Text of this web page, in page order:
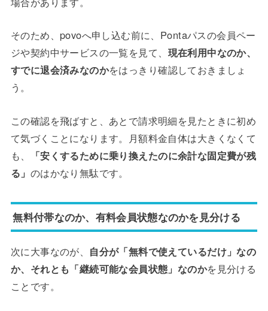
そのため、povoへ申し込む前に、Pontaパスの会員ペー
ジや契約中サービスの一覧を見て、 現在利用中なのか、
すでに退会済みなのかをはっきり確認しておきましょ
う。
この確認を飛ばすと、あとで請求明細を見たときに初め
て気づくことになります。月額料金自体は大きくなくて
も、
「安くするために乗り換えたのに余計な固定費が残
る」 のはかなり無駄です。
無料付帯なのか、有料会員状態なのかを見分ける
次に大事なのが、 自分が「無料で使えているだけ」なの
か、それとも「継続可能な会員状態」なのかを見分ける
ことです。